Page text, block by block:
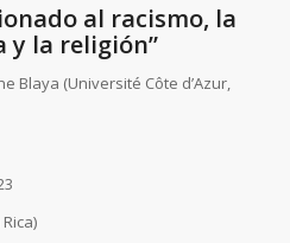
al racismo, la
y la religión”
Blaya (Université Côte d’Azur,